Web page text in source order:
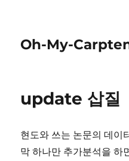
Oh-My-
update 삽질
현도와 쓰는 논문의 데이
막 하나만 추가분석을 하